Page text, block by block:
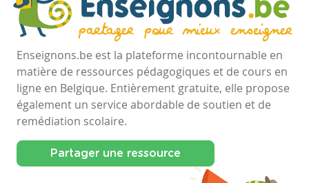
Enseignons.be est la plateforme incontournable en
matière de ressources pédagogiques et de cours en
ligne en Belgique. Entièrement gratuite, elle propose
également un service abordable de soutien et de
remédiation scolaire.
Partager une ressource